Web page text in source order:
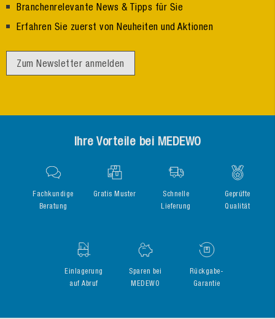
Branchenrelevante News & Tipps für Sie
Erfahren Sie zuerst von Neuheiten und Aktionen
Zum Newsletter anmelden
Ihre Vorteile bei MEDEWO
Fachkundige
Beratung
Gratis Muster
Schnelle
Lieferung
Geprüfte
Qualität
Einlagerung
auf Abruf
Sparen bei
MEDEWO
Rückgabe-
Garantie